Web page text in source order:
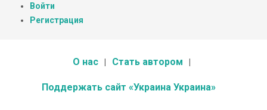
Войти
Регистрация
О нас Стать автором
Поддержать сайт «Украина Украина»